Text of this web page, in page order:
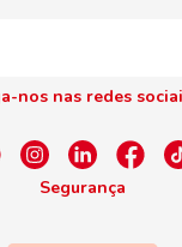
nos nas redes
Segurança